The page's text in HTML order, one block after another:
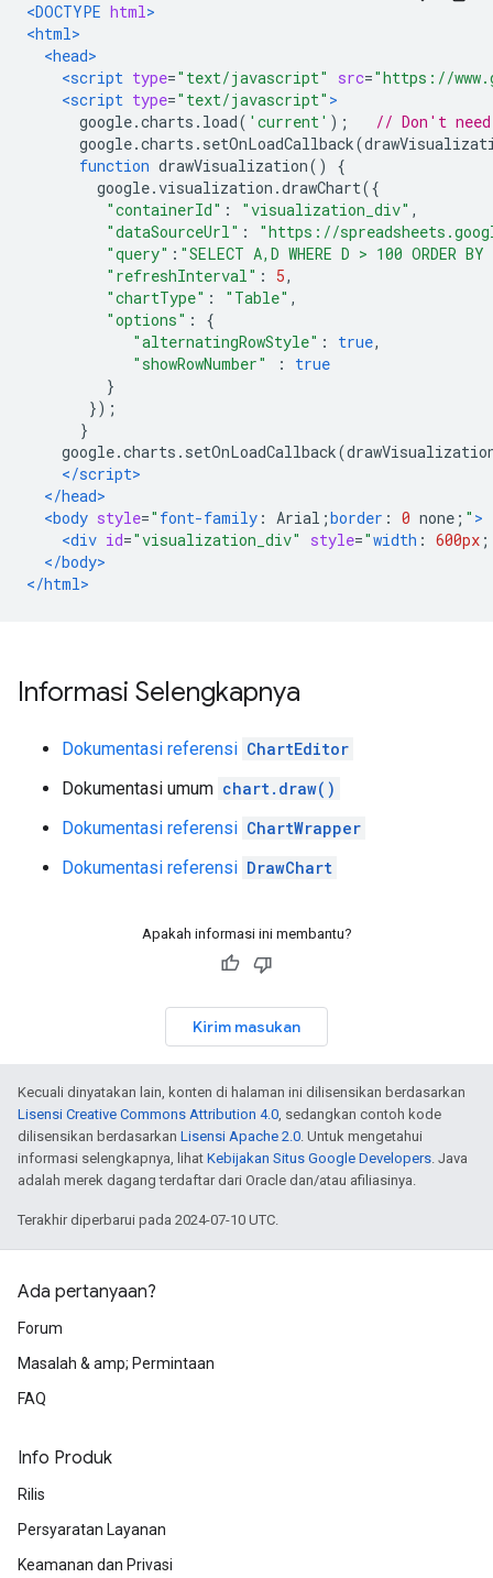
<DOCTYPE html>
<html>
<head>
<script type="text/javascript" src="https://
<script type="text/javascript" >
google.charts . load( 'current' );
// Don't
google.charts . setOnLoadCallback(
function drawVisualization()
{
google.visualization .drawChart({
"containerId" : "visualization_div" ,
"dataSourceUrl" :
"https://
"query" : "SELECT A,D WHERE D > 100 ORDER
"refreshInterval" : 5,
"chartType" : "Table" ,
"options" :
{
"alternatingRowStyle" : true,
"showRowNumber"
:
true
}
});
}
google.charts . setOnLoadCallback(
</script>
</head>
<body style=" font-family : Arial ;border : 0 none ; " >
<div id="visualization_div" style="width : 600px ;
</body>
</html>
Informasi Selengkapnya
Dokumentasi referensi ChartEditor
Dokumentasi umum chart.draw()
Dokumentasi referensi ChartWrapper
Dokumentasi referensi DrawChart
Apakah informasi ini membantu?
Kirim masukan
Kecuali dinyatakan lain, konten di halaman ini dilisensikan berdasarkan
Lisensi Creative Commons Attribution 4.0, sedangkan contoh kode
dilisensikan berdasarkan Lisensi Apache 2.0. Untuk mengetahui
informasi selengkapnya, lihat Kebijakan Situs Google Developers. Java
adalah merek dagang terdaftar dari Oracle dan/atau afiliasinya.
Terakhir diperbarui pada 2024-07-10 UTC.
Ada pertanyaan?
Forum
Masalah & amp; Permintaan
FAQ
Info Produk
Rilis
Persyaratan Layanan
Keamanan dan Privasi